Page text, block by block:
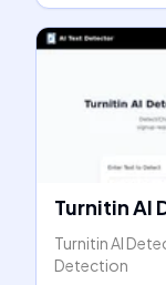
Turnitin AI
Turnitin AI
Detection